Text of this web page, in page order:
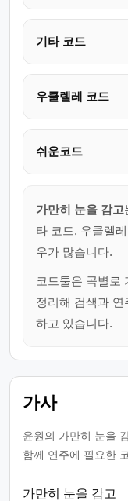
기타 코드
우쿨렐레 코드
쉬운코드
가만히 눈을 감고
타 코드, 우쿨렐
우가 많습니다.
코드툴은 곡별로
정리해 검색과
하고 있습니다.
가사
윤원의 가만히 눈을
함께 연주에 필요한
가만히 눈을 감고